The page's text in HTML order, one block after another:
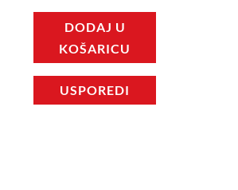
DODAJ U
KOŠARICU
USPOREDI